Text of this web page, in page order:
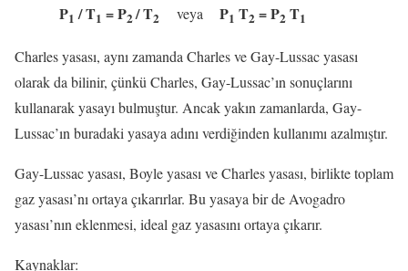
P1 / T1 = P2/ T2 veya P1 T2 = P2 T1
Charles yasası, aynı zamanda Charles ve Gay-Lussac yasası
olarak da bilinir, çünkü Charles, Gay-Lussac’ın sonuçlarını
kullanarak yasayı bulmuştur. Ancak yakın zamanlarda, Gay-
Lussac’ın buradaki yasaya adını verdiğinden kullanımı azalmıştır.
Gay-Lussac yasası, Boyle yasası ve Charles yasası, birlikte toplam
gaz yasası’nı ortaya çıkarırlar. Bu yasaya bir de Avogadro
yasası’nın eklenmesi, ideal gaz yasasını ortaya çıkarır.
Kaynaklar: